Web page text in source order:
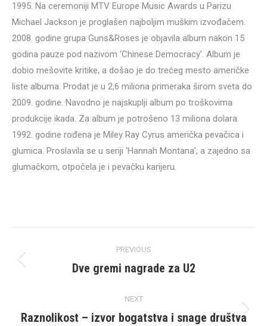
1995. Na ceremoniji MTV Europe Music Awards u Parizu
Michael Jackson je proglašen najboljim muškim izvođačem.
2008. godine grupa Guns&Roses je objavila album nakon 15
godina pauze pod nazivom ‘Chinese Democracy’. Album je
dobio mešovite kritike, a došao je do trećeg mesto američke
liste albuma. Prodat je u 2,6 miliona primeraka širom sveta do
2009. godine. Navodno je najskuplji album po troškovima
produkcije ikada. Za album je potrošeno 13 miliona dolara.
1992. godine rođena je Miley Ray Cyrus američka pevačica i
glumica. Proslavila se u seriji ‘Hannah Montana’, a zajedno sa
glumačkom, otpočela je i pevačku karijeru.
navigation
PREVIOUS
Previous
Dve gremi nagrade za U2
NEXT
Next
Raznolikost – izvor bogatstva i snage društva